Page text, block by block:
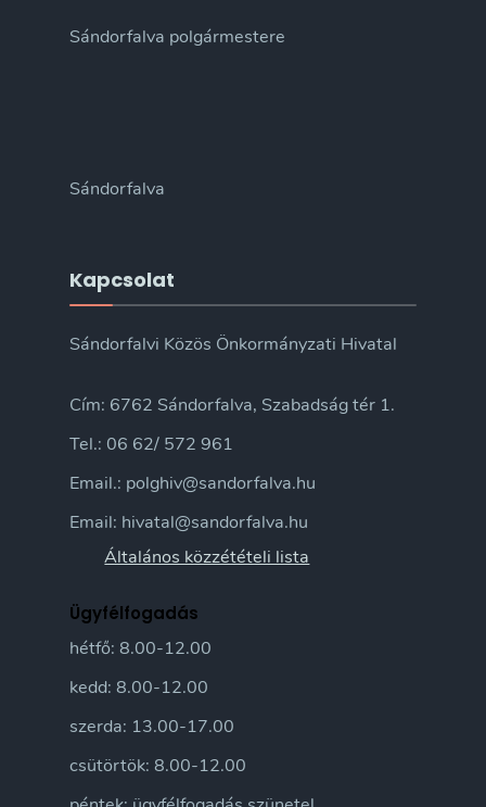
Sándorfalva polgármestere
Sándorfalva
Kapcsolat
Sándorfalvi Közös Önkormányzati Hivatal
Cím: 6762 Sándorfalva, Szabadság tér 1.
Tel.: 06 62/ 572 961
Email.: polghiv@sandorfalva.hu
Email: hivatal@sandorfalva.hu
Általános közzétételi lista
Ügyfélfogadás
hétfő: 8.00-12.00
kedd: 8.00-12.00
szerda: 13.00-17.00
csütörtök: 8.00-12.00